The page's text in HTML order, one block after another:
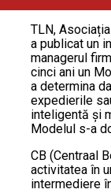
TLN,
a publicat un
managerul
cinci ani un
a determina
expedierile
inteligentă și
Modelul s-a
CB (Centraal
activitatea în
intermediere